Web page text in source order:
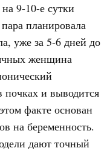
9-10-е сутки
планировала
уже за 5-6 дней до
женщина
почках и выводится
факте основан
на беременность.
дают точный